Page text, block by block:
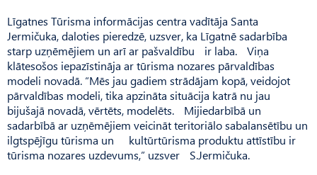
Līgatnes Tūrisma informācijas centra vadītāja Santa
Jermičuka, daloties pieredzē, uzsver, ka Līgatnē sadarbība
starp uzņēmējiem un arī ar pašvaldību ir laba. Viņa
klātesošos iepazīstināja ar tūrisma nozares pārvaldības
modeli novadā. “Mēs jau gadiem strādājam kopā, veidojot
pārvaldības modeli, tika apzināta situācija katrā nu jau
bijušajā novadā, vērtēts, modelēts. Mijiedarbībā un
sadarbībā ar uzņēmējiem veicināt teritoriālo sabalansētību un
ilgtspējīgu tūrisma un kultūrtūrisma produktu attīstību ir
tūrisma nozares uzdevums,” uzsver S.Jermičuka.